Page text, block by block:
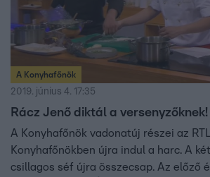
A Konyhafőnök
2019. június 4. 17:35
Rácz Jenő diktál a versenyzőknek!
A Konyhafőnök vadonatúj részei az
Konyhafőnökben újra indul a harc. A
csillagos séf újra összecsap. Az előző